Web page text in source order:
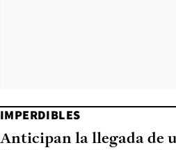
IMPERDIBLES
Anticipan la llegada de